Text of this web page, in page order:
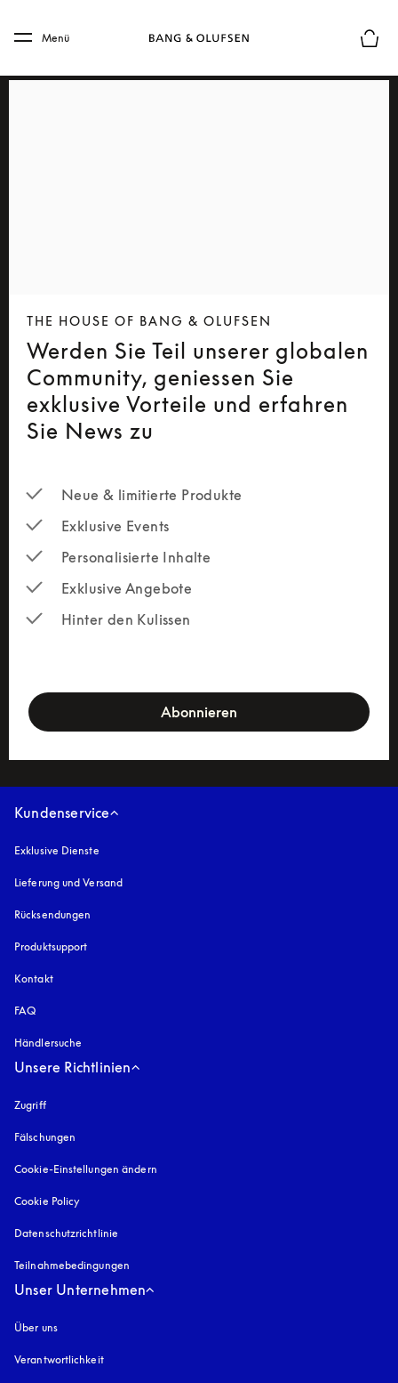
Skip to main footer
Menü
THE HOUSE OF BANG & OLUFSEN
Werden Sie Teil unserer globalen
Community, geniessen Sie
exklusive Vorteile und erfahren
Sie News zu
Neue & limitierte Produkte
Exklusive Events
Personalisierte Inhalte
Exklusive Angebote
Hinter den Kulissen
Abonnieren
Kundenservice
Exklusive Dienste
Lieferung und Versand
Rücksendungen
Produktsupport
Kontakt
FAQ
Händlersuche
Unsere Richtlinien
Zugrifföffnet sich in einem neuen Tab
Fälschungen
Cookie-Einstellungen ändern
Cookie Policy
Datenschutzrichtlinie
Teilnahmebedingungen
Unser Unternehmen
Über uns
Verantwortlichkeit